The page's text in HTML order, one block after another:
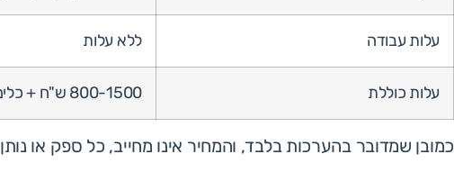
עלות עבודה ללא עלות
עלות כוללת 800-1500 ש"ח + כלים
כמובן שמדובר בהערכות בלבד, והמחיר אינו מחייב, כל ספק או